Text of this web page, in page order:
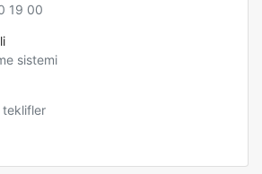
19 00
sistemi
teklifler